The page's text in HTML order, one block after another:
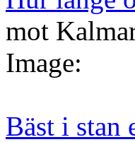
mot
Image:
Bäst i stan